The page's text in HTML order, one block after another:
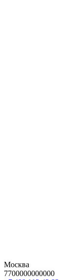
Москва
7700000000000